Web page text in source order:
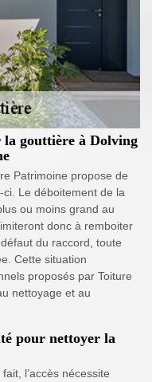
gouttière à Dolving
Patrimoine propose de
ci. Le déboitement de la
ou moins grand au
donc à remboiter
du raccord, toute
Cette situation
proposés par Toiture
nettoyage et au
pour nettoyer la
l’accès nécessite